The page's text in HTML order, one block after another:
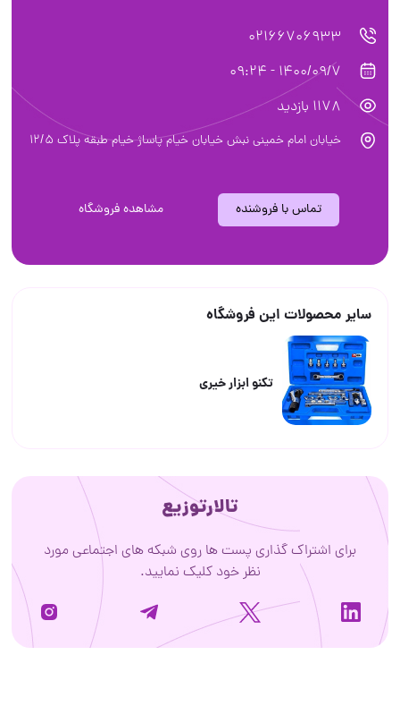
02166706933
1400/09/7 - 09:24
1178 بازدید
خیابان امام خمینی نبش خیابان خیام پاساژ خیام طبقه پلاک ۱۲/۵
تماس با فروشنده مشاهده فروشگاه
سایر محصولات این فروشگاه
تکنو ابزار خیری
تالارتوزیع
برای اشتراک گذاری پست ها روی شبکه های اجتماعی مورد
نظر خود کلیک نمایید.